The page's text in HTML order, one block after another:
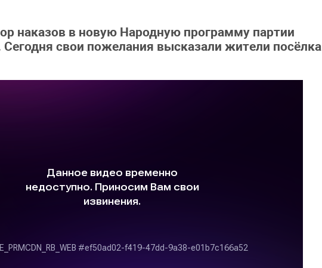
наказов в новую Народную программу партии
Сегодня свои пожелания высказали жители посёлка